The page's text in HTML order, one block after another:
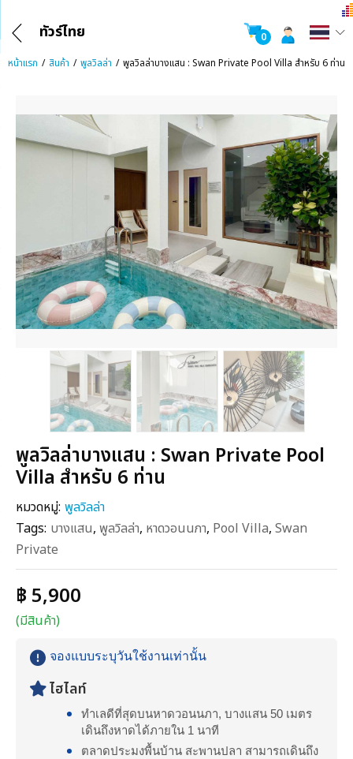
ทัวร์ไทย
0
หน้าแรก
สินค้า พูลวิลล่า พูลวิลล่าบางแสน : Swan Private Pool Villa สำหรับ 6 ท่าน
พูลวิลล่าบางแสน : Swan Private Pool
Villa สำหรับ 6 ท่าน
หมวดหมู่: พูลวิลล่า
Tags: บางแสน, พูลวิลล่า, หาดวอนนภา, Pool Villa, Swan
Private
฿ 5,900
(มีสินค้า)
จองแบบระบุวันใช้งานเท่านั้น
ไฮไลท์
ทำเลดีที่สุดบนหาดวอนนภา, บางแสน 50 เมตร
เดินถึงหาดได้ภายใน 1 นาที
ตลาดประมงพื้นบ้าน สะพานปลา สามารถเดินถึง